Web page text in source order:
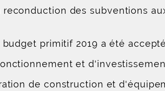
des subventions
primitif 2019 a été
et
de construction et